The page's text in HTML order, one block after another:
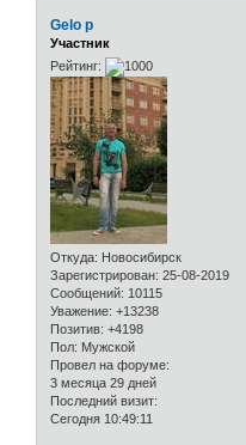
Gelo p
Участник
Рейтинг:
Откуда: Новосибирск
Зарегистрирован: 25-08-2019
Сообщений: 10115
Уважение: +13238
Позитив: +4198
Пол: Мужской
Провел на форуме:
3 месяца 29 дней
Последний визит:
Сегодня 10:49:11